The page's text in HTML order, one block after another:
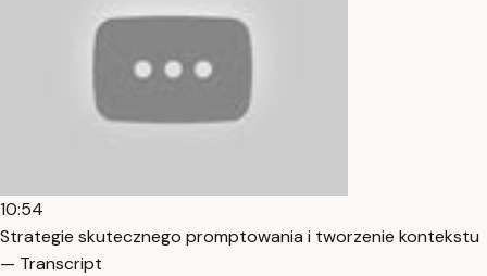
10:54
Strategie skutecznego promptowania i tworzenie kontekstu
— Transcript